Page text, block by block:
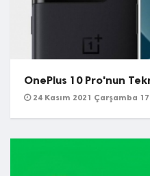
OnePlus 10 Pro'nun
24 Kasım 2021 Çarşamba